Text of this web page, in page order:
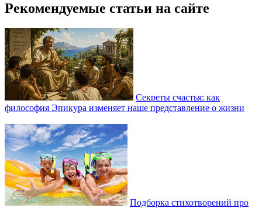
Рекомендуемые статьи на сайте
Секреты счастья: как
философия Эпикура изменяет наше представление о жизни
Подборка стихотворений про